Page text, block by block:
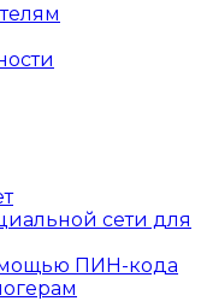
сети для
ПИН-кода